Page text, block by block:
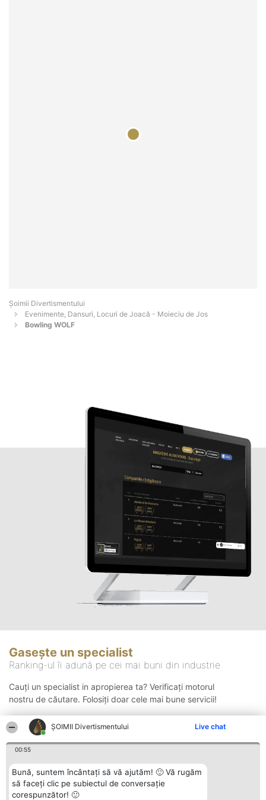
ŞOIMII Divertismentului Live chat
00:55
Bună, suntem încântați să vă ajutăm! 🙂 Vă rugăm
să faceți clic pe subiectul de conversație
corespunzător! 🙂
Şoimii Divertismentului
Evenimente, Dansuri, Locuri de Joacă - Moieciu de Jos
Bowling WOLF
Gasește un specialist
Ranking-ul îi adună pe cei mai buni din industrie
Cauți un specialist in apropierea ta? Verificați motorul
nostru de căutare. Folosiți doar cele mai bune servicii!